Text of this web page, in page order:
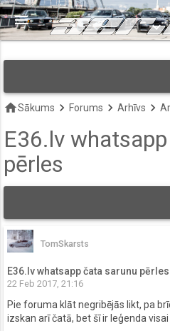
keyboard_arrow_down
menu
homeSākums keyboard_arrow_right Forums keyboard_arrow_right Arhīvs keyboard_arrow_right
E36.lv
pērles
TomSkarsts
E36.lv whatsapp čata sarunu pērles
22 Feb 2017, 21:16
Pie foruma klāt negribējās likt, pa
izskan arī čatā, bet šī ir leģenda